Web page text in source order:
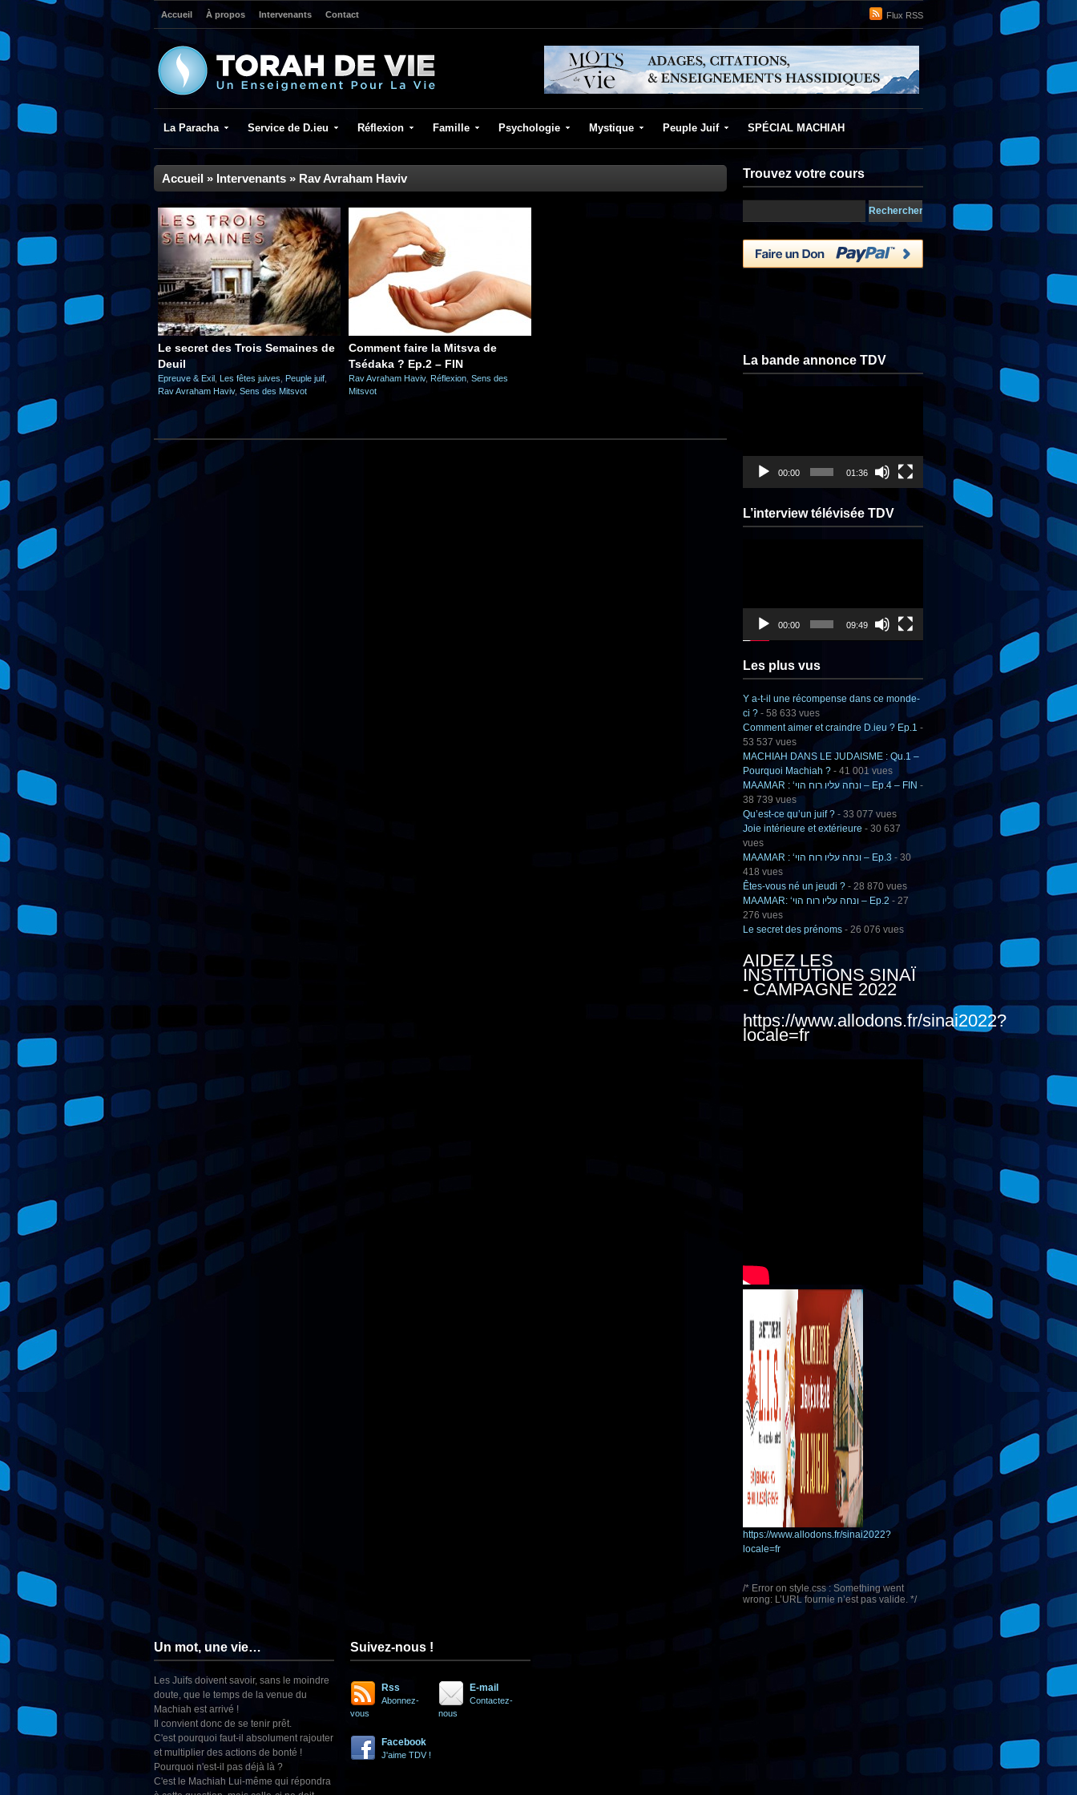
Flux RSS
Accueil À propos Intervenants Contact
La Paracha Service de D.ieu Réflexion Famille Psychologie Mystique Peuple Juif SPÉCIAL MACHIAH
Accueil » Intervenants » Rav Avraham Haviv
Le secret des Trois Semaines de
Deuil
Epreuve & Exil Les fêtes juives Peuple juif
Rav Avraham Haviv, Sens des Mitsvot
Comment faire la Mitsva de
Tsédaka ? Ep.2 – FIN
Rav Avraham Haviv, Réflexion Sens des
Mitsvot
Trouvez votre cours
La bande annonce TDV
00:00 01:36
L’interview télévisée TDV
00:00 09:49
Les plus vus
Y a-t-il une récompense dans ce monde-
ci ? - 58 633 vues
Comment aimer et craindre D.ieu ? Ep.1 -
53 537 vues
MACHIAH DANS LE JUDAISME : Qu.1 –
Pourquoi Machiah ? - 41 001 vues
MAAMAR : ‘ונחה עליו רוח הוי – Ep.4 – FIN -
38 739 vues
Qu’est-ce qu’un juif ? - 33 077 vues
Joie intérieure et extérieure - 30 637
vues
MAAMAR : ‘ונחה עליו רוח הוי – Ep.3 - 30
418 vues
Êtes-vous né un jeudi ? - 28 870 vues
MAAMAR: ‘ונחה עליו רוח הוי – Ep.2 - 27
276 vues
Le secret des prénoms - 26 076 vues
AIDEZ LES
INSTITUTIONS SINAÏ
- CAMPAGNE 2022
https://www.allodons.fr/sinai2022?
locale=fr
https://www.allodons.fr/sinai2022?
locale=fr
/* Error on style.css : Something went
wrong: L’URL fournie n’est pas valide. */
Un mot, une vie…
Les Juifs doivent savoir, sans le moindre
doute, que le temps de la venue du
Machiah est arrivé !
Il convient donc de se tenir prêt.
C'est pourquoi faut-il absolument rajouter
et multiplier des actions de bonté !
Pourquoi n'est-il pas déjà là ?
C'est le Machiah Lui-même qui répondra
Suivez-nous !
Rss
Abonnez-
vous
E-mail
Contactez-
nous
Facebook
J'aime TDV !